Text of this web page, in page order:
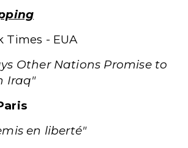
Times - EUA
Other Nations Promise to
Iraq"
en liberté"